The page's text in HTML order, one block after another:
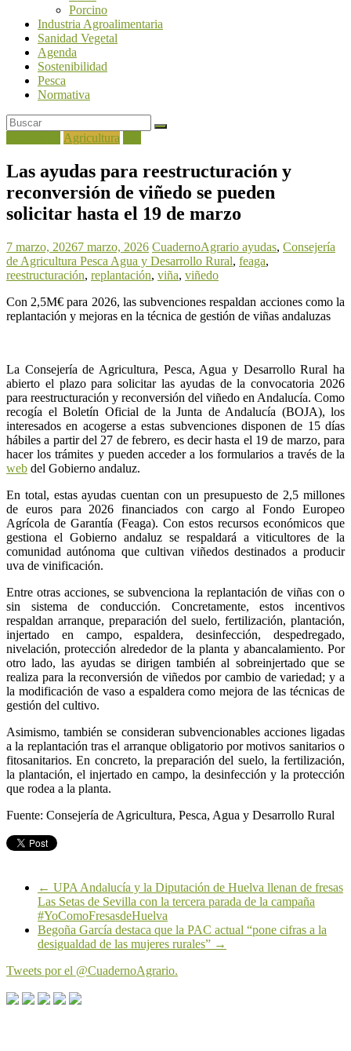
Porcino
Industria Agroalimentaria
Sanidad Vegetal
Agenda
Sostenibilidad
Pesca
Normativa
Agricultura
Las ayudas para reestructuración y
reconversión de viñedo se pueden
solicitar hasta el 19 de marzo
7 marzo, 20267 marzo, 2026 CuadernoAgrario ayudas, Consejería
de Agricultura Pesca Agua y Desarrollo Rural, feaga,
reestructuración, replantación, viña, viñedo
Con 2,5M€ para 2026, las subvenciones respaldan acciones como la
replantación y mejoras en la técnica de gestión de viñas andaluzas
La Consejería de Agricultura, Pesca, Agua y Desarrollo Rural ha
abierto el plazo para solicitar las ayudas de la convocatoria 2026
para reestructuración y reconversión del viñedo en Andalucía. Como
recogía el Boletín Oficial de la Junta de Andalucía (BOJA), los
interesados en acogerse a estas subvenciones disponen de 15 días
hábiles a partir del 27 de febrero, es decir hasta el 19 de marzo, para
hacer los trámites y pueden acceder a los formularios a través de la
web del Gobierno andaluz.
En total, estas ayudas cuentan con un presupuesto de 2,5 millones
de euros para 2026 financiados con cargo al Fondo Europeo
Agrícola de Garantía (Feaga). Con estos recursos económicos que
gestiona el Gobierno andaluz se respaldará a viticultores de la
comunidad autónoma que cultivan viñedos destinados a producir
uva de vinificación.
Entre otras acciones, se subvenciona la replantación de viñas con o
sin sistema de conducción. Concretamente, estos incentivos
respaldan arranque, preparación del suelo, fertilización, plantación,
injertado en campo, espaldera, desinfección, despedregado,
nivelación, protección alrededor de la planta y abancalamiento. Por
otro lado, las ayudas se dirigen también al sobreinjertado que se
realiza para la reconversión de viñedos por cambio de variedad; y a
la modificación de vaso a espaldera como mejora de las técnicas de
gestión del cultivo.
Asimismo, también se consideran subvencionables acciones ligadas
a la replantación tras el arranque obligatorio por motivos sanitarios o
fitosanitarios. En concreto, la preparación del suelo, la fertilización,
la plantación, el injertado en campo, la desinfección y la protección
que rodea a la planta.
Fuente: Consejería de Agricultura, Pesca, Agua y Desarrollo Rural
← UPA Andalucía y la Diputación de Huelva llenan de fresas
Las Setas de Sevilla con la tercera parada de la campaña
#YoComoFresasdeHuelva
Begoña García destaca que la PAC actual “pone cifras a la
desigualdad de las mujeres rurales” →
Tweets por el @CuadernoAgrario.